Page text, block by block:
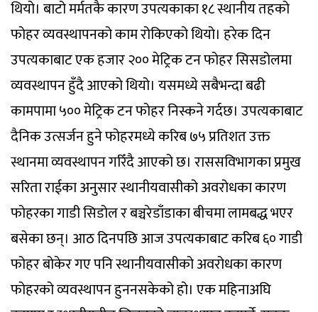
थियो। बाटो मर्मतकै कारण उपत्यकाका १८ स्थानीय तहको
फोहर व्यवस्थापनको काम रोकिएको थियो। हरेक दिन
उपत्यकाबाट एक हजार २०० मेट्रिक टन फोहर सिसडोलमा
व्यवस्थापन हुँदै आएको थियो। यसमध्ये सबैभन्दा बढी
कामपामा ५०० मेट्रिक टन फोहर निस्कने गर्दछ। उपत्यकाबाट
दैनिक उत्सर्जन हुने फोहरमध्ये करिब ७५ प्रतिशत उक्त
स्थानमा व्यवस्थापन गरिँदै आएको छ। राससविभागका प्रमुख
सरिता राईका अनुसार स्थानीयवासीको अवरोधका कारण
फोहरका गाडी सिडोल र बञ्चरेडाँडाका बीचमा लामबद्ध भएर
बसेका छन्। आठ दिनपछि आज उपत्यकाबाट करिब ६० गाडी
फोहर बोकेर गए पनि स्थानीयवासीको अवरोधका कारण
फोहरको व्यवस्थापन हुननसकेको हो। एक महिनाअघि